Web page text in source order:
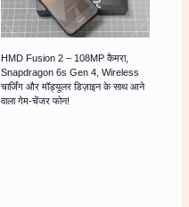
HMD Fusion 2 – 108MP कैमरा,
Snapdragon 6s Gen 4, Wireless
चार्जिंग और मॉड्यूलर डिज़ाइन के साथ आने
वाला गेम-चेंजर फोन!